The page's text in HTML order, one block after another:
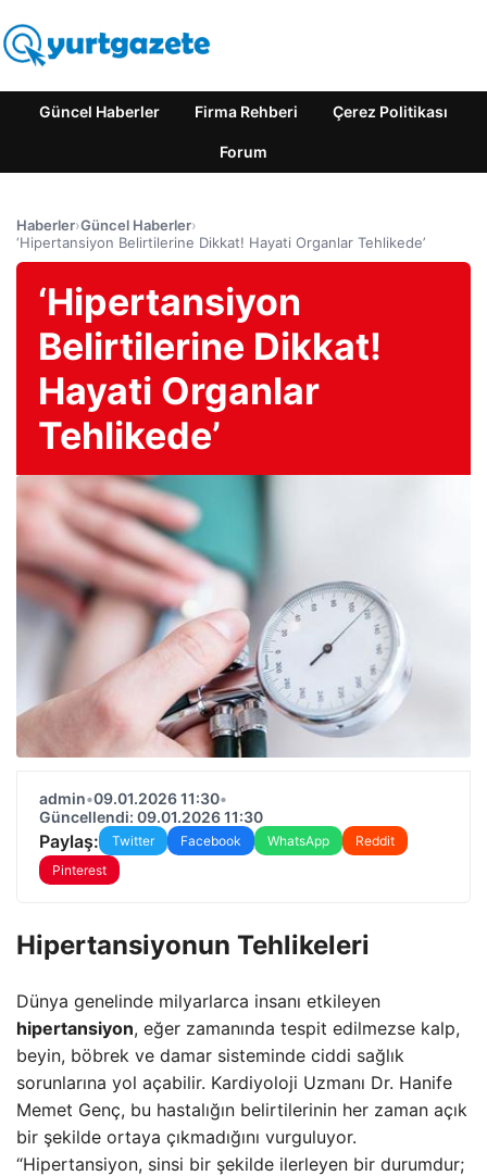
Güncel Haberler Firma Rehberi Çerez Politikası
Forum
Haberler›Güncel Haberler›
‘Hipertansiyon Belirtilerine Dikkat! Hayati Organlar Tehlikede’
‘Hipertansiyon
Belirtilerine Dikkat!
Hayati Organlar
Tehlikede’
admin•09.01.2026 11:30•
Güncellendi: 09.01.2026 11:30
Paylaş: Twitter Facebook WhatsApp
Reddit
Pinterest
Hipertansiyonun Tehlikeleri
Dünya genelinde milyarlarca insanı etkileyen
hipertansiyon, eğer zamanında tespit edilmezse kalp,
beyin, böbrek ve damar sisteminde ciddi sağlık
sorunlarına yol açabilir. Kardiyoloji Uzmanı Dr. Hanife
Memet Genç, bu hastalığın belirtilerinin her zaman açık
bir şekilde ortaya çıkmadığını vurguluyor.
“Hipertansiyon, sinsi bir şekilde ilerleyen bir durumdur;